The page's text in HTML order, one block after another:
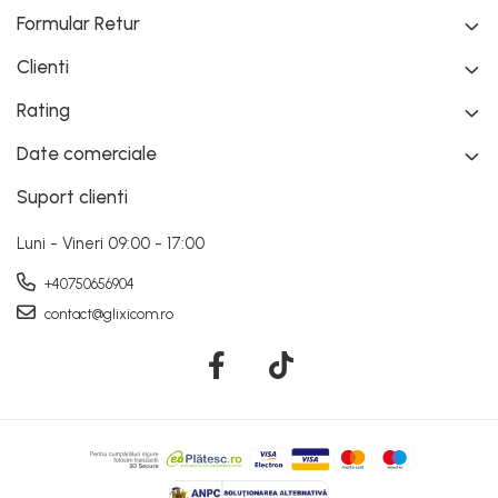
Formular Retur
Clienti
Rating
Date comerciale
Suport clienti
Luni - Vineri 09:00 - 17:00
+40750656904
contact@glixicom.ro